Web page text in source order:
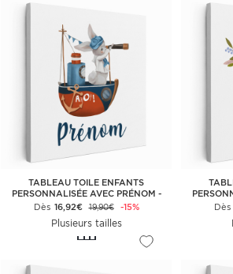
TABLEAU TOILE ENFANTS
PERSONNALISÉE AVEC PRÉNOM -
LAPIN MARIN
Dès 16,92€ 19,90€ -15%
Plusieurs tailles
Dès